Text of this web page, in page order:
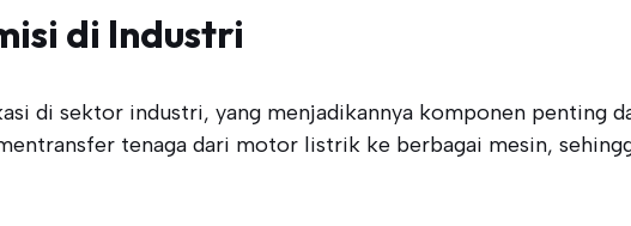
di Industri
di sektor industri, yang menjadikannya komponen penting
tenaga dari motor listrik ke berbagai mesin,